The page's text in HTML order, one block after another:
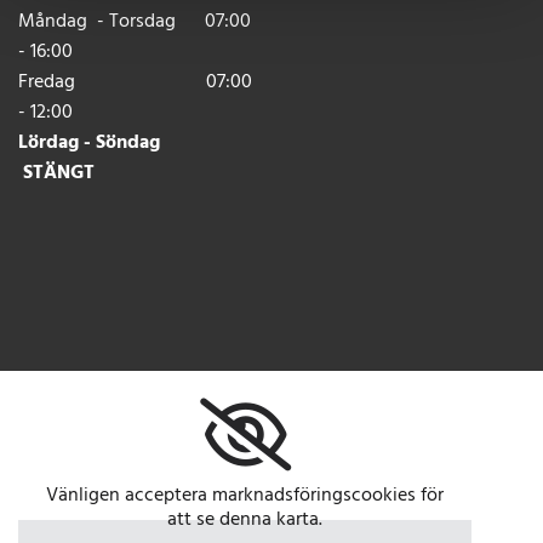
Måndag - Torsdag 07:00
- 16:00
Fredag 07:00
- 12:00
Lördag - Söndag
STÄNGT
Vänligen acceptera marknadsföringscookies för
att se denna karta.